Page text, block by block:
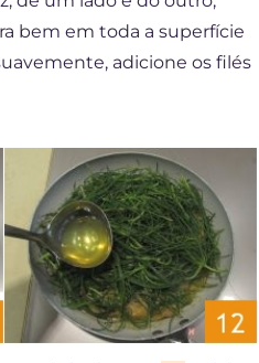
bem em toda a superfície
adicione os filés